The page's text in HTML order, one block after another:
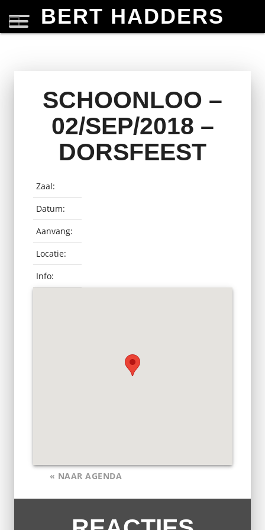
BERT HADDERS
SCHOONLOO –
02/SEP/2018 –
DORSFEEST
Zaal:
Datum:
Aanvang:
Locatie:
Info:
« NAAR AGENDA